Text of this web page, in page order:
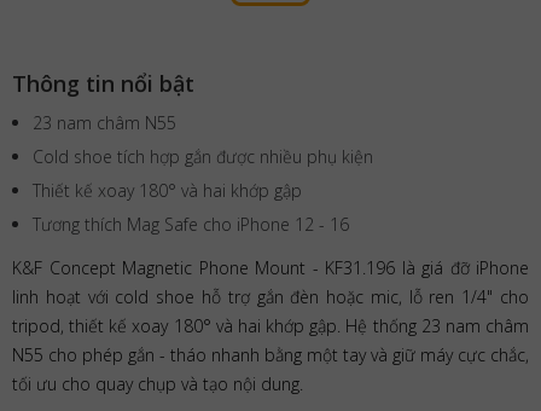
Thông tin nổi bật
23 nam châm N55
Cold shoe tích hợp gắn được nhiều phụ kiện
Thiết kế xoay 180° và hai khớp gập
Tương thích Mag Safe cho iPhone 12 - 16
K&F Concept Magnetic Phone Mount - KF31.196 là giá đỡ iPhone
linh hoạt với cold shoe hỗ trợ gắn đèn hoặc mic, lỗ ren 1/4" cho
tripod, thiết kế xoay 180° và hai khớp gập. Hệ thống 23 nam châm
N55 cho phép gắn - tháo nhanh bằng một tay và giữ máy cực chắc,
tối ưu cho quay chụp và tạo nội dung.